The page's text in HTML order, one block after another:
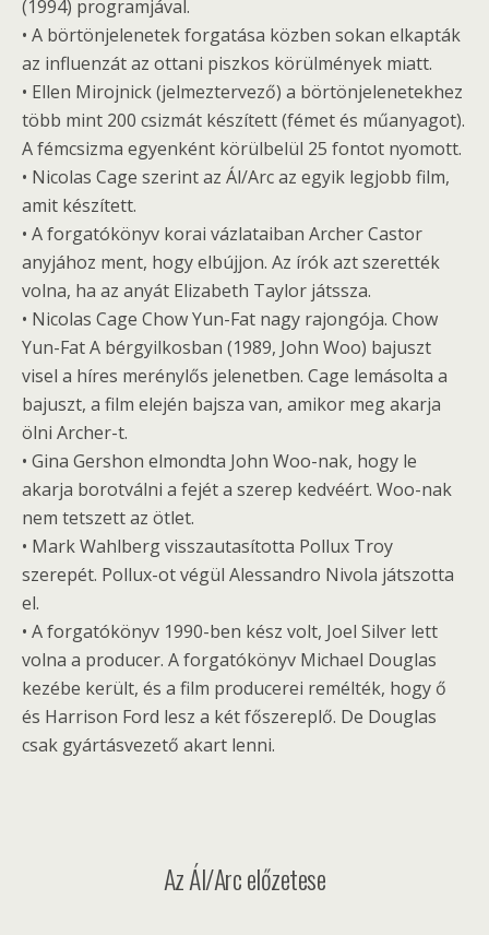
(1994) programjával.
• A börtönjelenetek forgatása közben sokan elkapták
az influenzát az ottani piszkos körülmények miatt.
• Ellen Mirojnick (jelmeztervező) a börtönjelenetekhez
több mint 200 csizmát készített (fémet és műanyagot).
A fémcsizma egyenként körülbelül 25 fontot nyomott.
• Nicolas Cage szerint az Ál/Arc az egyik legjobb film,
amit készített.
• A forgatókönyv korai vázlataiban Archer Castor
anyjához ment, hogy elbújjon. Az írók azt szerették
volna, ha az anyát Elizabeth Taylor játssza.
• Nicolas Cage Chow Yun-Fat nagy rajongója. Chow
Yun-Fat A bérgyilkosban (1989, John Woo) bajuszt
visel a híres merénylős jelenetben. Cage lemásolta a
bajuszt, a film elején bajsza van, amikor meg akarja
ölni Archer-t.
• Gina Gershon elmondta John Woo-nak, hogy le
akarja borotválni a fejét a szerep kedvéért. Woo-nak
nem tetszett az ötlet.
• Mark Wahlberg visszautasította Pollux Troy
szerepét. Pollux-ot végül Alessandro Nivola játszotta
el.
• A forgatókönyv 1990-ben kész volt, Joel Silver lett
volna a producer. A forgatókönyv Michael Douglas
kezébe került, és a film producerei remélték, hogy ő
és Harrison Ford lesz a két főszereplő. De Douglas
csak gyártásvezető akart lenni.
Az Ál/Arc előzetese